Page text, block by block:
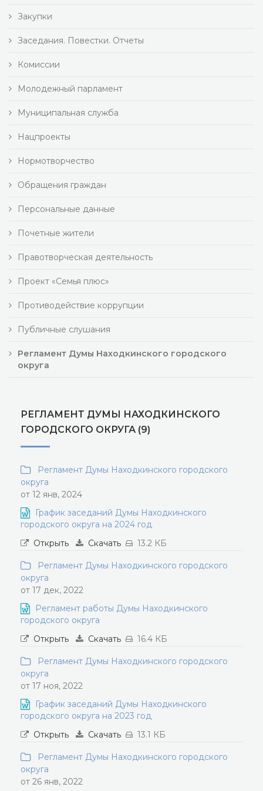
Закупки
Заседания. Повестки. Отчеты
Комиссии
Молодежный парламент
Муниципальная служба
Нацпроекты
Нормотворчество
Обращения граждан
Персональные данные
Почетные жители
Правотворческая деятельность
Проект «Семья плюс»
Противодействие коррупции
Публичные слушания
Регламент Думы Находкинского городского
округа
РЕГЛАМЕНТ ДУМЫ НАХОДКИНСКОГО
ГОРОДСКОГО ОКРУГА (9)
Регламент Думы Находкинского городского
округа
от 12 янв, 2024
График заседаний Думы Находкинского
городского округа на 2024 год
Открыть
Скачать 13.2 КБ
Регламент Думы Находкинского городского
округа
от 17 дек, 2022
Регламент работы Думы Находкинского
городского округа
Открыть
Скачать 16.4 КБ
Регламент Думы Находкинского городского
округа
от 17 ноя, 2022
График заседаний Думы Находкинского
городского округа на 2023 год
Открыть
Скачать 13.1 КБ
Регламент Думы Находкинского городского
округа
от 26 янв, 2022